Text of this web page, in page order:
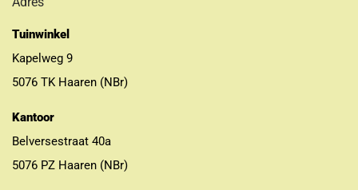
Tuinwinkel
Kapelweg 9
5076 TK Haaren (NBr)
Kantoor
Belversestraat 40a
5076 PZ Haaren (NBr)